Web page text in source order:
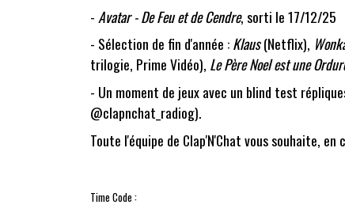
- Avatar - De Feu et de Cendre, sorti le 17/12/25
- Sélection de fin d'année :Klaus(Netflix),
trilogie, Prime Vidéo), Le Père Noel est une
- Un moment de jeux avec un blind test
@clapnchat_radiog).
Toute l'équipe de Clap'N'Chat vous souhaite,
Time Code :